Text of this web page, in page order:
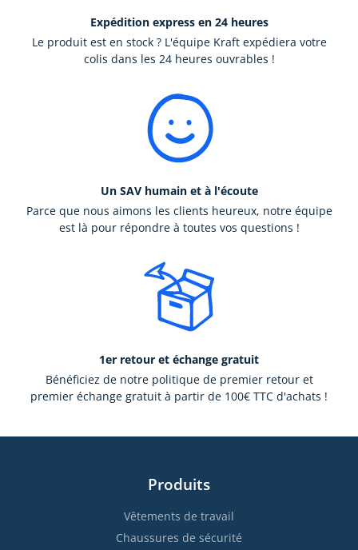
Expédition express en 24 heures
Le produit est en stock ? L'équipe Kraft expédiera votre
colis dans les 24 heures ouvrables !
Un SAV humain et à l'écoute
Parce que nous aimons les clients heureux, notre équipe
est là pour répondre à toutes vos questions !
1er retour et échange gratuit
Bénéficiez de notre politique de premier retour et
premier échange gratuit à partir de 100€ TTC d'achats !
Produits
Vêtements de travail
Chaussures de sécurité